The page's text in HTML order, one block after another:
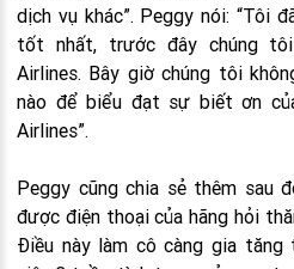
dịch vụ khác”. Peggy nói: “Tôi
tốt nhất, trước đây chúng
Airlines. Bây giờ chúng tôi
nào để biểu đạt sự biết ơn
Airlines”.
Peggy cũng chia sẻ thêm sau
được điện thoại của hãng hỏi
Điều này làm cô càng gia tăng